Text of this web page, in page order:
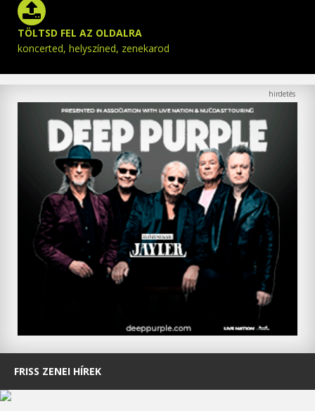
TÖLTSD FEL AZ OLDALRA
koncerted, helyszíned, zenekarod
FRISS ZENEI HÍREK